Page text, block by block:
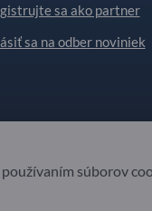
sa ako partner
sa na odber noviniek
All Rightssúborov